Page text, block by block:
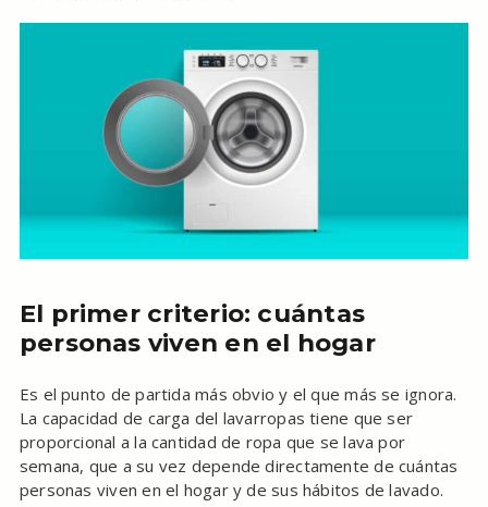
El primer criterio: cuántas
personas viven en el hogar
Es el punto de partida más obvio y el que más se ignora.
La capacidad de carga del lavarropas tiene que ser
proporcional a la cantidad de ropa que se lava por
semana, que a su vez depende directamente de cuántas
personas viven en el hogar y de sus hábitos de lavado.